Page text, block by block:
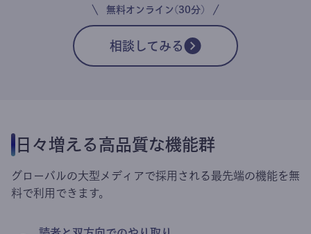
無料オンライン(30分)
相談してみる
日々増える高品質な機能群
グローバルの大型メディアで採用される最先端の機能を無
料で利用できます。